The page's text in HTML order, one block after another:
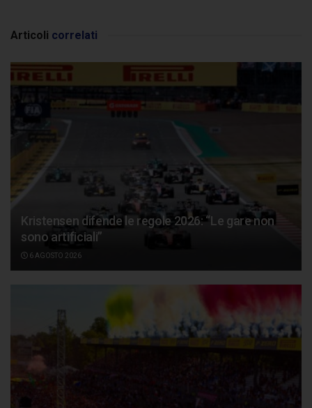
Articoli correlati
Kristensen difende le regole 2026: “Le gare non
sono artificiali”
6 AGOSTO 2026